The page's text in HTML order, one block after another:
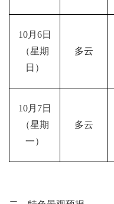
10月6日
（星期
日）
多云
10月7日
（星期
一）
多云